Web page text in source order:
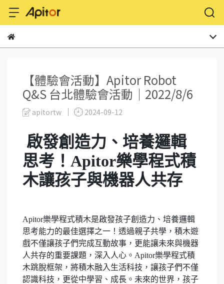
【體驗會活動】Apitor Robot
Q&S 台北體驗會活動｜2022/8/6
apitortw 2024-09-12
啟發創造力、培養邏輯
思考！Apitor樂學程式積
木讓孩子與機器人共存
Apitor樂學程式積木是啟發孩子創造力、培養邏輯
思考能力的最佳選擇之一！透過親子共學，積木遊
戲不僅讓孩子們完成互動故事，更能讓未來與機器
人共存的重要課題，深入人心。Apitor樂學程式積
木跳脫框架，將積木融入生活科技，讓孩子們不僅
認識科技，更從中學習、成長。未來的世界，孩子